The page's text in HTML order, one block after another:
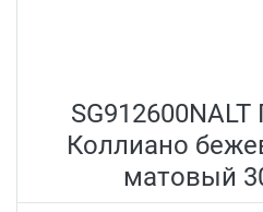
Коллиано
матовый